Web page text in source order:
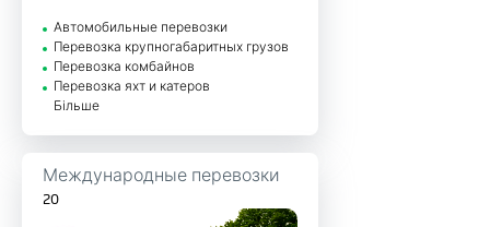
Автомобильные перевозки
Перевозка крупногабаритных грузов
Перевозка комбайнов
Перевозка яхт и катеров
Більше
Международные перевозки
20